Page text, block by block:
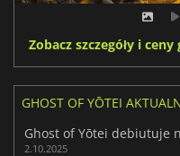
Zobacz szczegóły i
GHOST OF YŌTEI
2.10.2025